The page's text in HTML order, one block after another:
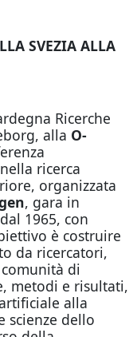
SVEZIA ALLA
Ricerche
alla O-
ricerca
organizzata
, gara in
1965, con
è costruire
da ricercatori,
di
metodi e risultati,
alla
scienze dello